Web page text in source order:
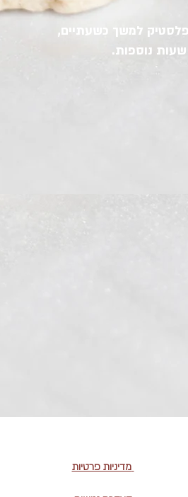
למשך כשעתיים,
מדיניות פרטיות